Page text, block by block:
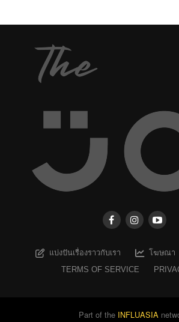
แบ่งปันเรื่องราวกับเรา โฆษณา
TERMS OF SERVICE
Part of the INFLUASIA